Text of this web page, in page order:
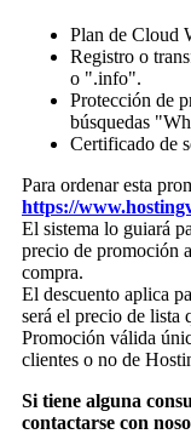
Plan de Cloud
Registro o
o ".info".
Protección de
búsquedas
Certificado de
Para ordenar esta
https://
El sistema lo guiará
precio de promoción
compra.
El descuento aplica
será el precio de lista
Promoción válida
clientes o no de
Si tiene alguna
contactarse con